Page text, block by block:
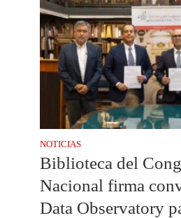
NOTICIAS
Biblioteca del
Nacional firma
Data Observatory